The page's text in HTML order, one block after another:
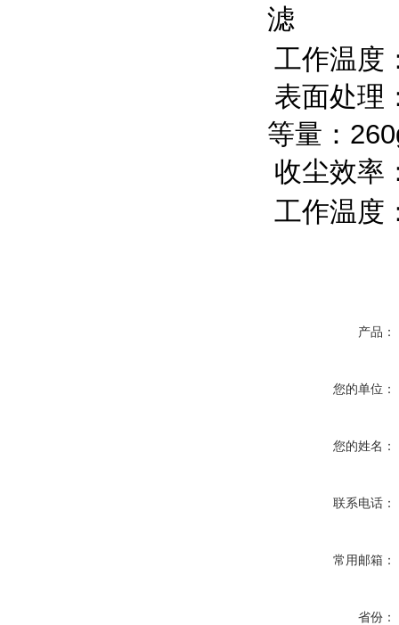
滤
工作温度
表面处理
等量：
收尘效率
工作温度
产品：
您的单位：
您的姓名：
联系电话：
常用邮箱：
省份：